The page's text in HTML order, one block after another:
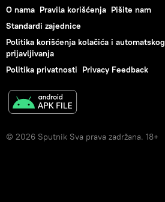
O nama Pravila korišćenja Pišite nam
Standardi zajednice
Politika korišćenja kolačića i automatskog
prijavljivanja
Politika privatnosti Privacy Feedback
© 2026 Sputnik Sva prava zadržana. 18+